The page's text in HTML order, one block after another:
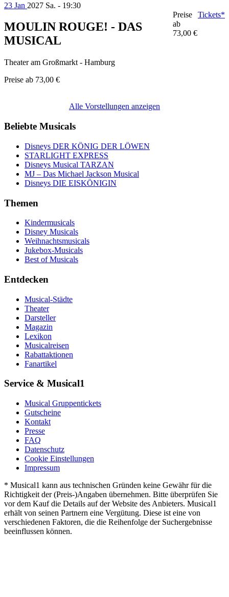
23 Jan 2027 Sa. - 19:30
MOULIN ROUGE! - DAS
MUSICAL
Theater am Großmarkt - Hamburg
Preise ab 73,00 €
Preise
ab
73,00 €
Tickets*
Alle Vorstellungen anzeigen
Beliebte Musicals
Disneys DER KÖNIG DER LÖWEN
STARLIGHT EXPRESS
Disneys Musical TARZAN
MJ – Das Michael Jackson Musical
Disneys DIE EISKÖNIGIN
Themen
Kindermusicals
Disney Musicals
Weihnachtsmusicals
Jukebox-Musicals
Best of Musicals
Entdecken
Musical-Städte
Theater
Darsteller
Magazin
Lexikon
Musicalreisen
Rabattaktionen
Fanartikel
Service & Musical1
Musical Gruppentickets
Gutscheine
Kontakt
Presse
FAQ
Datenschutz
Cookie Einstellungen
Impressum
* Musical1 kann aus technischen Gründen keine Gewähr für die
Richtigkeit der (Preis-)Angaben übernehmen. Bitte überprüfen Sie
vor dem Kauf die Details auf der Website des Anbieters. Musical1
erhält von seinen Partnern eine Vergütung. Diese ist eine von
verschiedenen Faktoren, die die Reihenfolge der Suchergebnisse
beeinflussen können.